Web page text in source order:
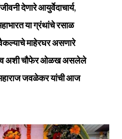
देणारे आयुर्वेदाचार्य,
या ग्रंथांचे रसाळ
माहेरघर असणारे
अशी चौफेर ओळख असलेले
जवळेकर यांची आज